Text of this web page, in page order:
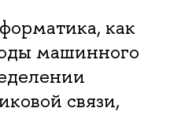
как
машинного
связи,